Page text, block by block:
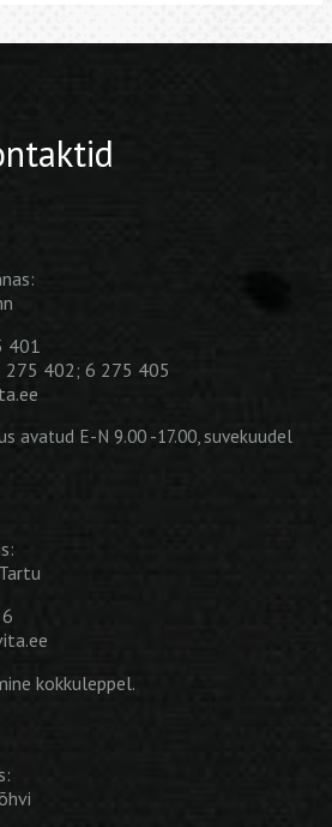
401
275 402; 6 275 405
avatud E-N 9.00 -17.00, suvekuudel
kokkuleppel.